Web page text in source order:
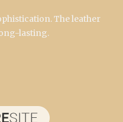
The leather
lasting.